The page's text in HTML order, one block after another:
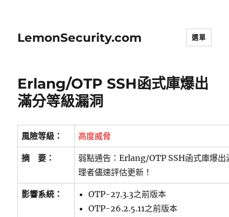
LemonSecurity.com 選單
Erlang/OTP SSH函式庫爆出
滿分等級漏洞
風險等級： 高度威脅
摘 要：
弱點通告：Erlang/OTP SSH函式庫爆出
理者儘速評估更新！
影響系統：
OTP-27.3.3之前版本
OTP-26.2.5.11之前版本